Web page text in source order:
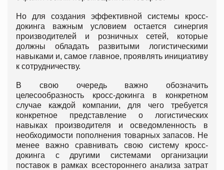
Но для создания эффективной системы кросс-
докинга важным условием остается синергия
производителей и розничных сетей, которые
должны обладать развитыми логистическими
навыками и, самое главное, проявлять инициативу
к сотрудничеству.
В свою очередь важно обозначить
целесообразность кросс-докинга в конкретном
случае каждой компании, для чего требуется
конкретное представление о логистических
навыках производителя и осведомленность в
необходимости пополнения товарных запасов. Не
менее важно сравнивать свою систему кросс-
докинга с другими системами организации
поставок в рамках всестороннего анализа затрат